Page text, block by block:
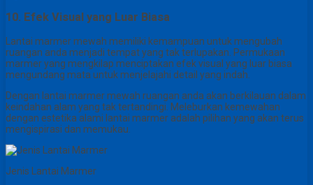
10. Efek Visual yang Luar Biasa
Lantai marmer mewah memiliki kemampuan untuk mengubah
ruangan anda menjadi tempat yang tak terlupakan. Permukaan
marmer yang mengkilap menciptakan efek visual yang luar biasa
mengundang mata untuk menjelajahi detail yang indah.
Dengan lantai marmer mewah ruangan anda akan berkilauan dalam
keindahan alam yang tak tertandingi. Meleburkan kemewahan
dengan estetika alami lantai marmer adalah pilihan yang akan terus
mengispirasi dan memukau.
Jenis Lantai Marmer